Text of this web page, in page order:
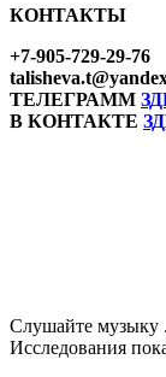
КОНТАКТЫ
+7-905-729-29-76
ТЕЛЕГРАММ
В КОНТАКТЕ
Слушайте музыку .
Исследования